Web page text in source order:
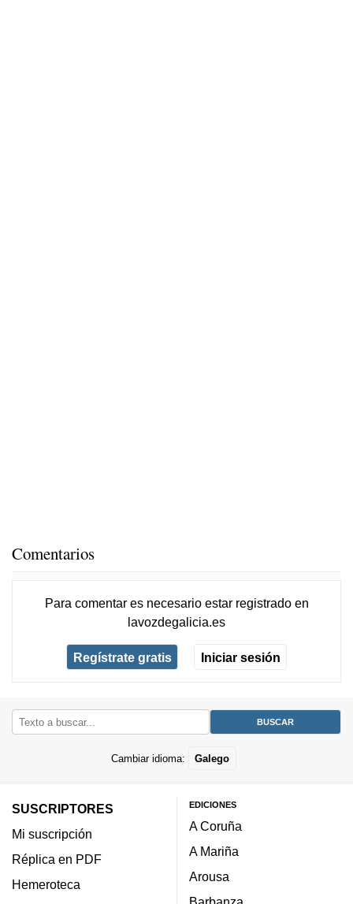
Comentarios
Para comentar es necesario estar registradoen
lavozdegalicia.es
Regístrate gratis Iniciar sesión
Cambiar idioma: Galego
SUSCRIPTORES
Mi suscripción
Réplica en PDF
Hemeroteca
EDICIONES
A Coruña
A Mariña
Arousa